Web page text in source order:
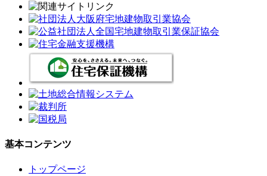
基本コンテンツ
トップページ